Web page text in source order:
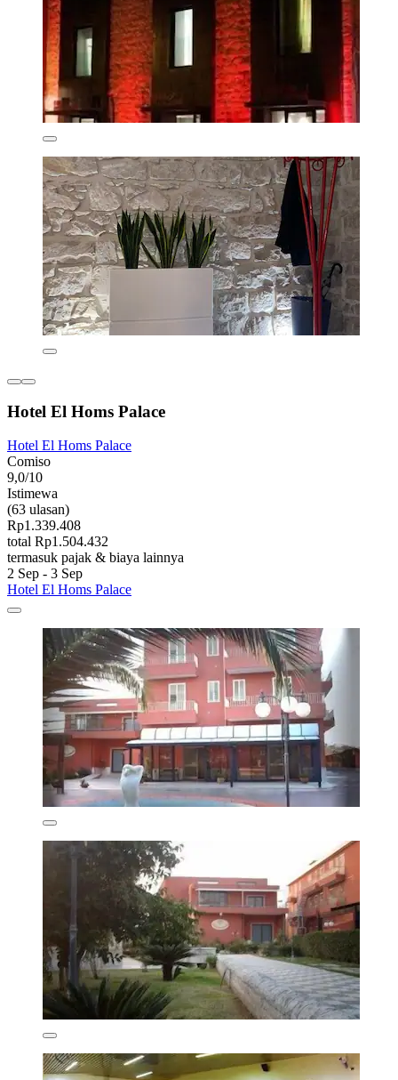
Hotel El Homs Palace
Hotel El Homs Palace
Comiso
9,0/10
Istimewa
(63 ulasan)
Rp1.339.408
total Rp1.504.432
termasuk pajak & biaya lainnya
2 Sep - 3 Sep
Hotel El Homs Palace